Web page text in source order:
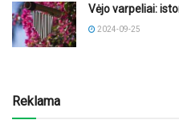
Vėjo varpeliai:
2024-09-25
Reklama